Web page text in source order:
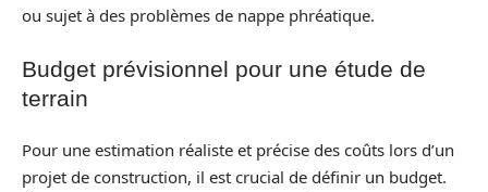
ou sujet à des problèmes de nappe phréatique.
Budget prévisionnel pour une étude de
terrain
Pour une estimation réaliste et précise des coûts lors d’un
projet de construction, il est crucial de définir un budget.